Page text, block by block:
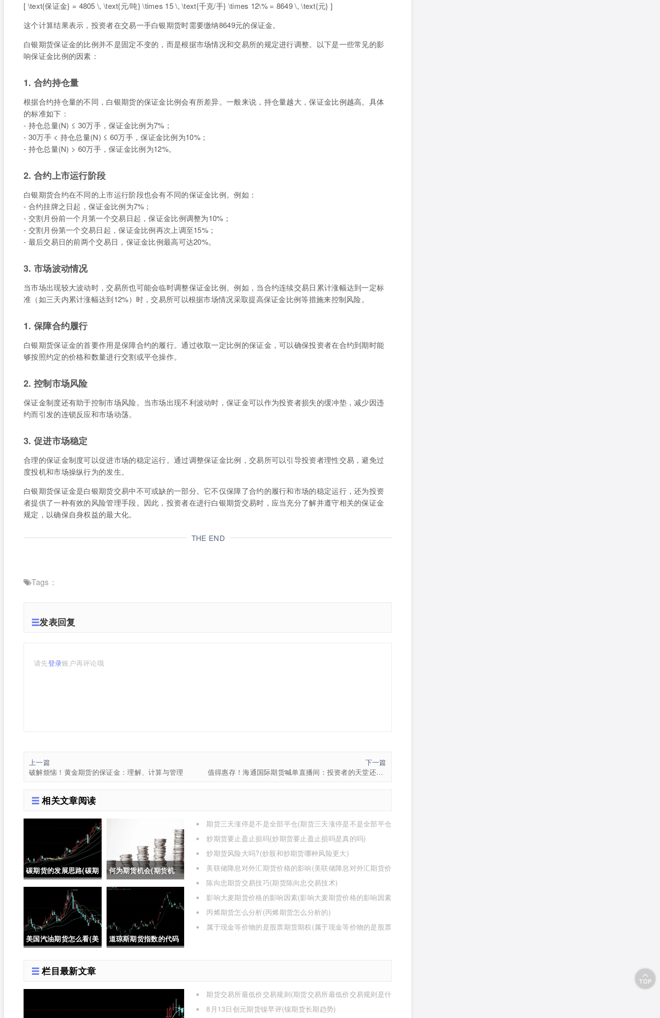
[ \text{保证金} = 4805 \, \text{元/吨} \times 15 \, \text{千克/手} \times 12\% = 8649 \, \text{元} ]
这个计算结果表示，投资者在交易一手白银期货时需要缴纳8649元的保证金。
白银期货保证金的比例并不是固定不变的，而是根据市场情况和交易所的规定进行调整。以下是一些常见的影
响保证金比例的因素：
1. 合约持仓量
根据合约持仓量的不同，白银期货的保证金比例会有所差异。一般来说，持仓量越大，保证金比例越高。具体
的标准如下：
- 持仓总量(N) ≤ 30万手，保证金比例为7%；
- 30万手 < 持仓总量(N) ≤ 60万手，保证金比例为10%；
- 持仓总量(N) > 60万手，保证金比例为12%。
2. 合约上市运行阶段
白银期货合约在不同的上市运行阶段也会有不同的保证金比例。例如：
- 合约挂牌之日起，保证金比例为7%；
- 交割月份前一个月第一个交易日起，保证金比例调整为10%；
- 交割月份第一个交易日起，保证金比例再次上调至15%；
- 最后交易日的前两个交易日，保证金比例最高可达20%。
3. 市场波动情况
当市场出现较大波动时，交易所也可能会临时调整保证金比例。例如，当合约连续交易日累计涨幅达到一定标
准（如三天内累计涨幅达到12%）时，交易所可以根据市场情况采取提高保证金比例等措施来控制风险。
1. 保障合约履行
白银期货保证金的首要作用是保障合约的履行。通过收取一定比例的保证金，可以确保投资者在合约到期时能
够按照约定的价格和数量进行交割或平仓操作。
2. 控制市场风险
保证金制度还有助于控制市场风险。当市场出现不利波动时，保证金可以作为投资者损失的缓冲垫，减少因违
约而引发的连锁反应和市场动荡。
3. 促进市场稳定
合理的保证金制度可以促进市场的稳定运行。通过调整保证金比例，交易所可以引导投资者理性交易，避免过
度投机和市场操纵行为的发生。
白银期货保证金是白银期货交易中不可或缺的一部分。它不仅保障了合约的履行和市场的稳定运行，还为投资
者提供了一种有效的风险管理手段。因此，投资者在进行白银期货交易时，应当充分了解并遵守相关的保证金
规定，以确保自身权益的最大化。
THE END
Tags：
发表回复
请先登录账户再评论哦
上一篇
破解烦恼！黄金期货的保证金：理解、计算与管理
下一篇
值得惠存！海通国际期货喊单直播间：投资者的天堂还是陷阱？
相关文章阅读
碳期货的发展思路(碳期
货在中国的发展)
何为期货机会(期货机
会)
美国汽油期货怎么看(美
道琼斯期货指数的代码
期货三天涨停是不是全部平仓(期货三天涨停是不是全部平仓
炒期货要止盈止损吗(炒期货要止盈止损吗是真的吗)
炒期货风险大吗?(炒股和炒期货哪种风险更大)
美联储降息对外汇期货价格的影响(美联储降息对外汇期货价
格的影响有哪些)
陈向忠期货交易技巧(期货陈向忠交易技术)
影响大麦期货价格的影响因素(影响大麦期货价格的影响因素
有哪些)
丙烯期货怎么分析(丙烯期货怎么分析的)
属于现金等价物的是股票期货期权(属于现金等价物的是股票
栏目最新文章
期货交易所最低价交易规则(期货交易所最低价交易规则是什
8月13日创元期货镍早评(镍期货长期趋势)